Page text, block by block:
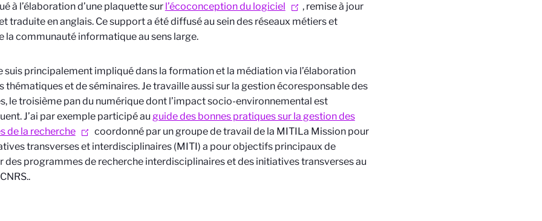
à l’élaboration d’une plaquette sur l’écoconception du logiciel
, remise à jour
traduite en anglais. Ce support a été diffusé au sein des réseaux métiers et
la communauté informatique au sens large.
suis principalement impliqué dans la formation et la médiation via l’élaboration
thématiques et de séminaires. Je travaille aussi sur la gestion écoresponsable des
le troisième pan du numérique dont l’impact socio-environnemental est
J’ai par exemple participé au guide des bonnes pratiques sur la gestion des
de la recherche
coordonné par un groupe de travail de la MITILa Mission pour
transverses et interdisciplinaires (MITI) a pour objectifs principaux de
des programmes de recherche interdisciplinaires et des initiatives transverses au
.